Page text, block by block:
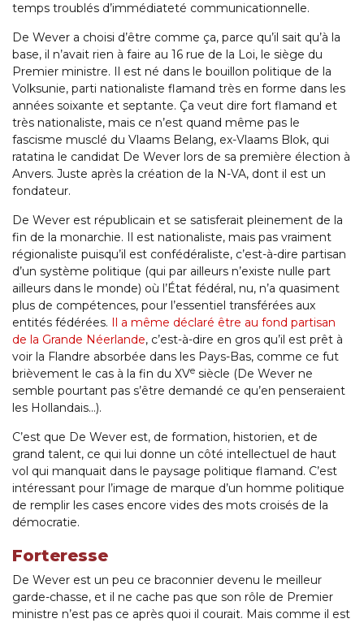
temps troublés d’immédiateté communicationnelle.
De Wever a choisi d’être comme ça, parce qu’il sait qu’à la
base, il n’avait rien à faire au 16 rue de la Loi, le siège du
Premier ministre. Il est né dans le bouillon politique de la
Volksunie, parti nationaliste flamand très en forme dans les
années soixante et septante. Ça veut dire fort flamand et
très nationaliste, mais ce n’est quand même pas le
fascisme musclé du Vlaams Belang, ex-Vlaams Blok, qui
ratatina le candidat De Wever lors de sa première élection à
Anvers. Juste après la création de la N-VA, dont il est un
fondateur.
De Wever est républicain et se satisferait pleinement de la
fin de la monarchie. Il est nationaliste, mais pas vraiment
régionaliste puisqu’il est confédéraliste, c’est-à-dire partisan
d’un système politique (qui par ailleurs n’existe nulle part
ailleurs dans le monde) où l’État fédéral, nu, n’a quasiment
plus de compétences, pour l’essentiel transférées aux
entités fédérées.
Il a même déclaré être au fond partisan
de la Grande Néerlande, c’est-à-dire en gros qu’il est prêt à
voir la Flandre absorbée dans les Pays-Bas, comme ce fut
brièvement le cas à la fin du XVe siècle (De Wever ne
semble pourtant pas s’être demandé ce qu’en penseraient
les Hollandais…).
C’est que De Wever est, de formation, historien, et de
grand talent, ce qui lui donne un côté intellectuel de haut
vol qui manquait dans le paysage politique flamand. C’est
intéressant pour l’image de marque d’un homme politique
de remplir les cases encore vides des mots croisés de la
démocratie.
Forteresse
De Wever est un peu ce braconnier devenu le meilleur
garde-chasse, et il ne cache pas que son rôle de Premier
ministre n’est pas ce après quoi il courait. Mais comme il est